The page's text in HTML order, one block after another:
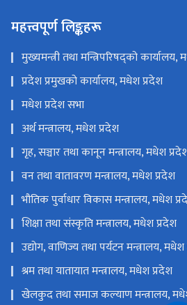
महत्त्वपूर्ण लिङ्कहरू
मुख्यमन्त्री तथा मन्त्रिपरिषद्को कार्यालय,
प्रदेश प्रमुखको कार्यालय, मधेश प्रदेश
मधेश प्रदेश सभा
अर्थ मन्त्रालय, मधेश प्रदेश
गृह, सञ्चार तथा कानून मन्त्रालय, मधेश
वन तथा वातावरण मन्त्रालय, मधेश प्रदेश
भौतिक पुर्वाधार विकास मन्त्रालय, मधेश
शिक्षा तथा संस्कृति मन्त्रालय, मधेश प्रदेश
उद्योग, वाणिज्य तथा पर्यटन मन्त्रालय,
श्रम तथा यातायात मन्त्रालय, मधेश प्रदेश
खेलकुद तथा समाज कल्याण मन्त्रालय,